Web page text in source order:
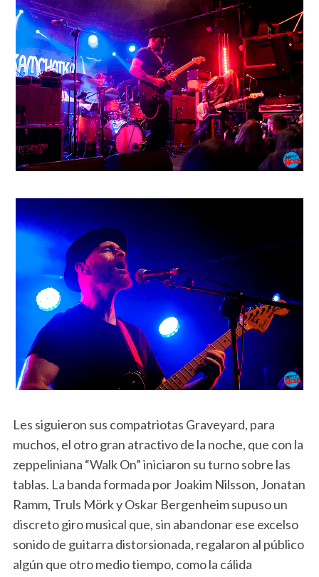
Les siguieron sus compatriotas Graveyard, para
muchos, el otro gran atractivo de la noche, que con la
zeppeliniana “Walk On” iniciaron su turno sobre las
tablas. La banda formada por Joakim Nilsson, Jonatan
Ramm, Truls Mörk y Oskar Bergenheim supuso un
discreto giro musical que, sin abandonar ese excelso
sonido de guitarra distorsionada, regalaron al público
algún que otro medio tiempo, como la cálida